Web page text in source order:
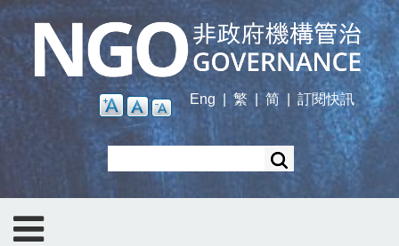
Skip
main
content
Eng
繁 | 简 訂閱快訊